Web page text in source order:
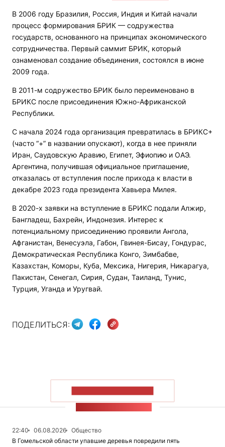
В 2006 году Бразилия, Россия, Индия и Китай начали
процесс формирования БРИК — содружества
государств, основанного на принципах экономического
сотрудничества. Первый саммит БРИК, который
ознаменовал создание объединения, состоялся в июне
2009 года.
В 2011-м содружество БРИК было переименовано в
БРИКС после присоединения Южно-Африканской
Республики.
С начала 2024 года организация превратилась в БРИКС+
(часто “+” в названии опускают), когда в нее приняли
Иран, Саудовскую Аравию, Египет, Эфиопию и ОАЭ.
Аргентина, получившая официальное приглашение,
отказалась от вступления после прихода к власти в
декабре 2023 года президента Хавьера Милея.
В 2020-х заявки на вступление в БРИКС подали Алжир,
Бангладеш, Бахрейн, Индонезия. Интерес к
потенциальному присоединению проявили Ангола,
Афганистан, Венесуэла, Габон, Гвинея-Бисау, Гондурас,
Демократическая Республика Конго, Зимбабве,
Казахстан, Коморы, Куба, Мексика, Нигерия, Никарагуа,
Пакистан, Сенегал, Сирия, Судан, Таиланд, Тунис,
Турция, Уганда и Уругвай.
ПОДЕЛИТЬСЯ:
22:40 06.08.2026
Общество
В Гомельской области упавшие деревья повредили пять